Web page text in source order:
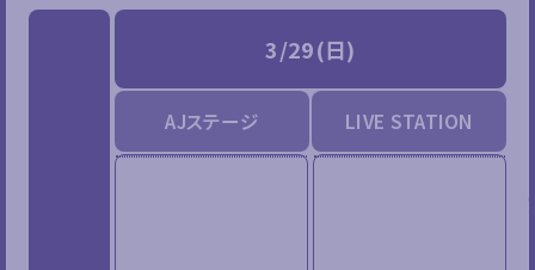
3/29(日)
AJステージ LIVE STATION